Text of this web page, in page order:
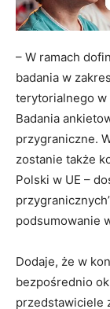
– W ramach
badania w
terytorialnego w
Badania
przygraniczne.
zostanie także
Polski w UE –
podsumowanie
Dodaje, że w
bezpośrednio
przedstawiciele